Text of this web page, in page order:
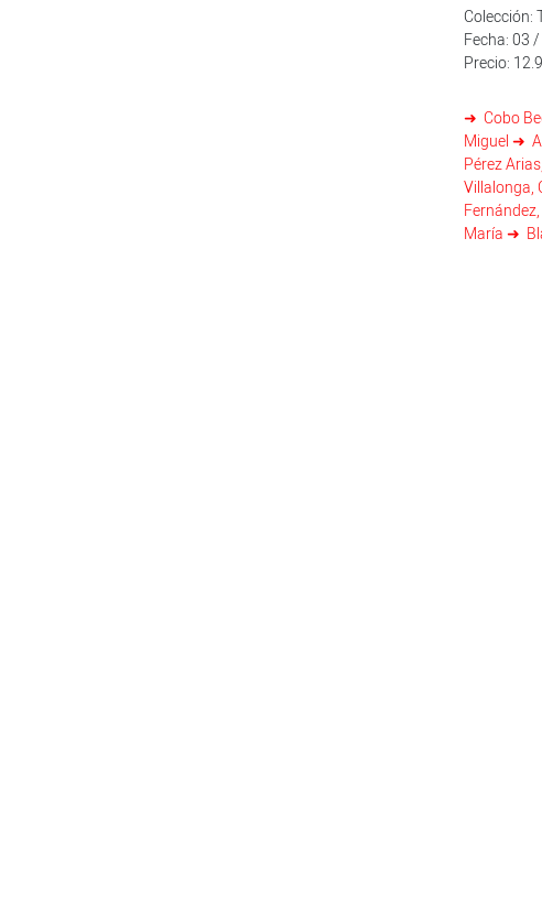
Colección:
Fecha: 03
Precio:
Cobo
Miguel
Pérez
Villalonga,
María